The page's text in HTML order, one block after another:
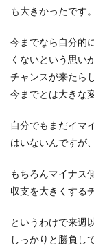
も大きかったです。
今までなら自分的
くないという思い
チャンスが来たら
今までとは大きな
自分でもまだイマ
はいないんですが
もちろんマイナス
収支を大きくする
というわけで来週
しっかりと勝負し